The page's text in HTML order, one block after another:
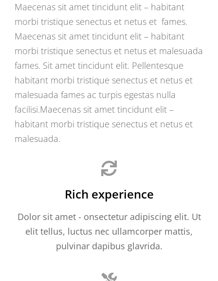
Maecenas sit amet tincidunt elit – habitant
morbi tristique senectus et netus et fames.
Maecenas sit amet tincidunt elit – habitant
morbi tristique senectus et netus et malesuada
fames. Sit amet tincidunt elit. Pellentesque
habitant morbi tristique senectus et netus et
malesuada fames ac turpis egestas nulla
facilisi.Maecenas sit amet tincidunt elit –
habitant morbi tristique senectus et netus et
malesuada.
Rich experience
Dolor sit amet - onsectetur adipiscing elit. Ut
elit tellus, luctus nec ullamcorper mattis,
pulvinar dapibus glavrida.